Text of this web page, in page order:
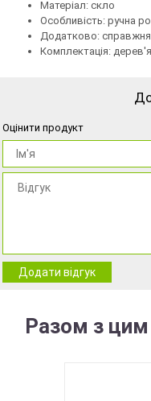
Матеріал: скло
Особливість: ручна
Додатково:
Комплектація:
Оцінити продукт
Додати відгук
Разом з